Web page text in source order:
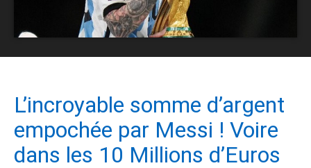
L’incroyable somme d’argent
empochée par Messi ! Voire
dans les 10 Millions d’Euros